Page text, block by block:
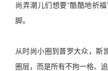
尚弄潮儿们想要“酷酷地祈
脚。
从时尚小圈到普罗大众，斯
圈层，而是所有不拘一格、